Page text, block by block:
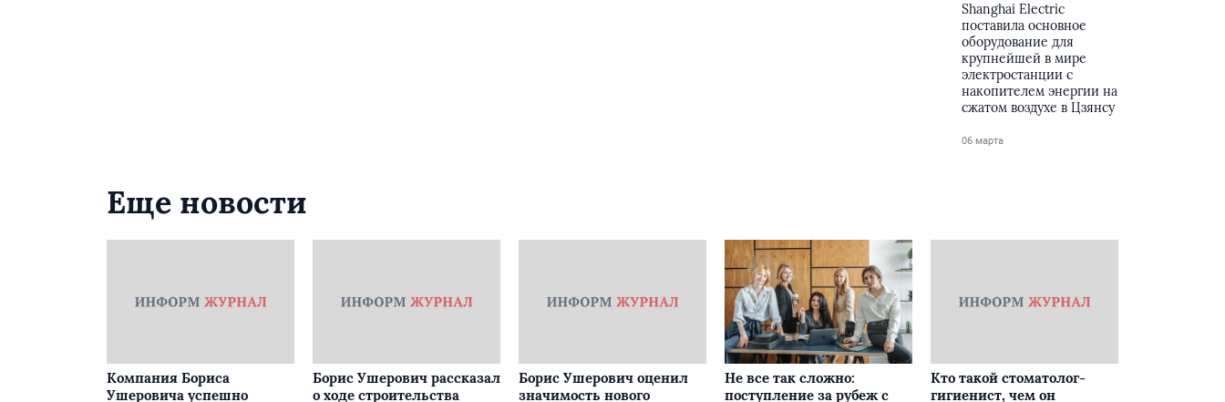
Shanghai Electric
поставила основное
оборудование для
крупнейшей в мире
электростанции с
накопителем энергии на
сжатом воздухе в Цзянсу
06 марта
Еще новости
Компания Бориса
Ушеровича успешно
Борис Ушерович рассказал
о ходе строительства
Борис Ушерович оценил
значимость нового
Не все так сложно:
поступление за рубеж с
Кто такой стоматолог-
гигиенист, чем он